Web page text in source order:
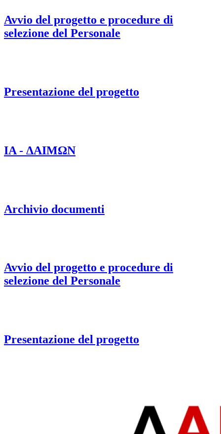
Avvio del progetto e procedure di
selezione del Personale
Presentazione del progetto
IA - ΔAIMΩN
Archivio documenti
Avvio del progetto e procedure di
selezione del Personale
Presentazione del progetto